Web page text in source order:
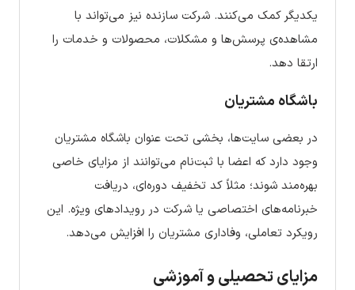
یکدیگر کمک می‌کنند. شرکت سازنده نیز می‌تواند با
مشاهده‌ی پرسش‌ها و مشکلات، محصولات و خدمات را
ارتقا دهد.
باشگاه مشتریان
در بعضی سایت‌ها، بخشی تحت عنوان باشگاه مشتریان
وجود دارد که اعضا با ثبت‌نام می‌توانند از مزایای خاصی
بهره‌مند شوند؛ مثلاً کد تخفیف دوره‌ای، دریافت
خبرنامه‌های اختصاصی یا شرکت در رویدادهای ویژه. این
رویکرد تعاملی، وفاداری مشتریان را افزایش می‌دهد.
مزایای تحصیلی و آموزشی